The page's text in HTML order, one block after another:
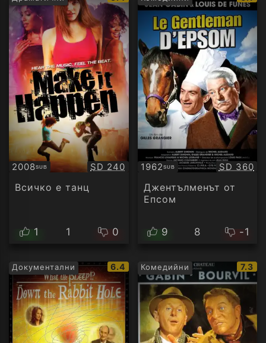
рейтинг:
2008SUB
Субтитри Качество:
SD 240
Всичко е танц
1 1 0
1962SUB
Субтитри SD 360
Джентълменът от
Епсом
9 8 -1
Документални
IMDb
рейтинг:
6.4 Комедийни
IMDb
7.3